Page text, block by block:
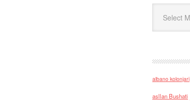
albano kolonjari
asllan Bushati